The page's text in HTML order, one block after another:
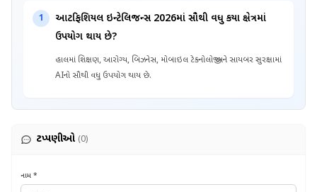
1
આર્ટિફિશિયલ ઇન્ટેલિજન્સ 2026માં સૌથી વધુ કયા ક્ષેત્રમાં
ઉપયોગ થાય છે?
હાલમાં શિક્ષણ, આરોગ્ય, બિઝનેસ, મોબાઇલ ટેક્નોલોજી અને સાયબર સુરક્ષામાં
AIનો સૌથી વધુ ઉપયોગ થાય છે.
ટિપ્પણીઓ (0)
નામ *